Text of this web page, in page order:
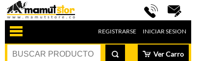
REGISTRARSE INICIAR SESION
Ver Carro